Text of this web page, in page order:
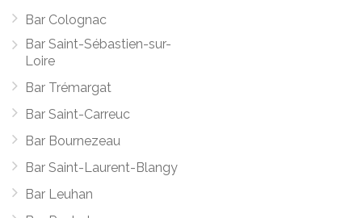
Bar Colognac
Bar Saint-Sébastien-sur-
Loire
Bar Trémargat
Bar Saint-Carreuc
Bar Bournezeau
Bar Saint-Laurent-Blangy
Bar Leuhan